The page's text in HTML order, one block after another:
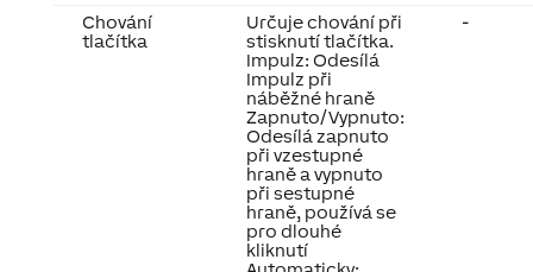
Chování
tlačítka
Určuje chování při
stisknutí tlačítka.
Impulz: Odesílá
Impulz při
náběžné hraně
Zapnuto/Vypnuto:
Odesílá zapnuto
při vzestupné
hraně a vypnuto
při sestupné
hraně, používá se
pro dlouhé
kliknutí
-